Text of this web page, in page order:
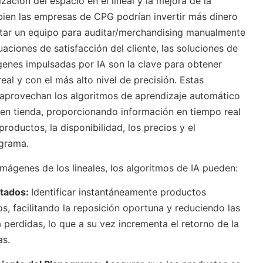
las empresas de CPG podrían invertir más dinero
un equipo para auditar/merchandising manualmente
de satisfacción del cliente, las soluciones de
impulsadas por IA son la clave para obtener
y con el más alto nivel de precisión. Estas
los algoritmos de aprendizaje automático
tienda, proporcionando información en tiempo real
la disponibilidad, los precios y el
de los lineales, los algoritmos de IA pueden:
Identificar instantáneamente productos
facilitando la reposición oportuna y reduciendo las
lo que a su vez incrementa el retorno de la